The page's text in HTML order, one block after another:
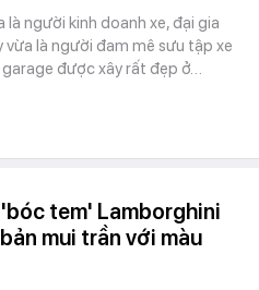
là người kinh doanh xe, đại gia
vừa là người đam mê sưu tập xe
được xây rất đẹp ở…
tem' Lamborghini
mui trần với màu